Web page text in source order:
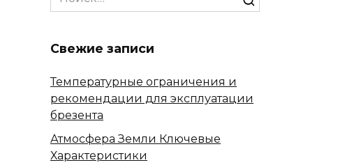
for:
Свежие записи
Температурные ограничения и
рекомендации для эксплуатации
брезента
Атмосфера Земли Ключевые
Характеристики